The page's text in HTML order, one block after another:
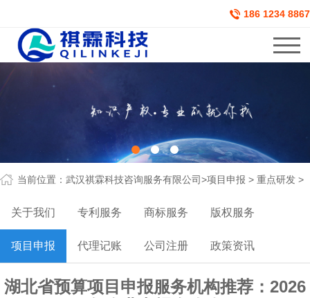
186 1234 8867
当前位置： 武汉祺霖科技咨询服务有限公司>项目申报 > 重点研发 >
关于我们 专利服务 商标服务 版权服务
项目申报 代理记账 公司注册 政策资讯
湖北省预算项目申报服务机构推荐：2026